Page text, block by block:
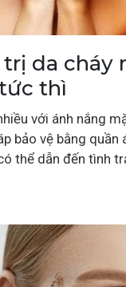
da cháy
thì
với ánh nắng
bảo vệ bằng quần
thể dẫn đến tình